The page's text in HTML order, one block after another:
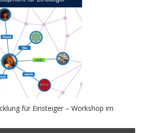
für Einsteiger – Workshop im